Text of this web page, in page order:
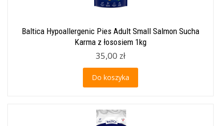
Baltica Hypoallergenic Pies Adult Small Salmon Sucha
Karma z łososiem 1kg
35,00 zł
Do koszyka